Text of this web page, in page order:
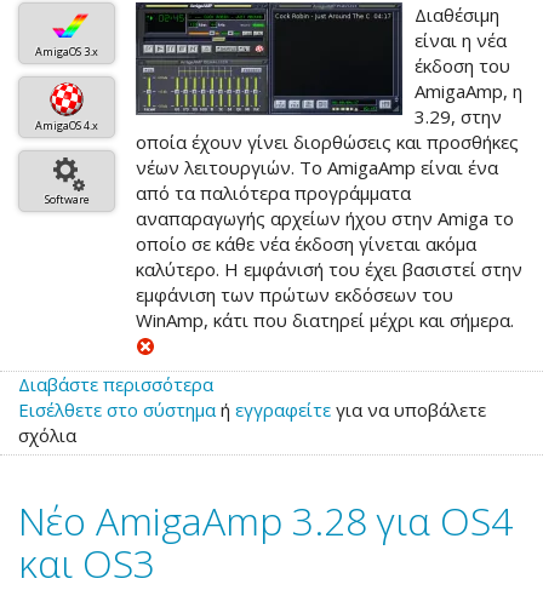
AmigaOS 3.x
AmigaOS 4.x
Software
Διαθέσιμη
είναι η νέα
έκδοση του
AmigaAmp, η
3.29, στην
οποία έχουν γίνει διορθώσεις και προσθήκες
νέων λειτουργιών. Το AmigaAmp είναι ένα
από τα παλιότερα προγράμματα
αναπαραγωγής αρχείων ήχου στην Amiga το
οποίο σε κάθε νέα έκδοση γίνεται ακόμα
καλύτερο. Η εμφάνισή του έχει βασιστεί στην
εμφάνιση των πρώτων εκδόσεων του
WinAmp, κάτι που διατηρεί μέχρι και σήμερα.
Διαβάστε περισσότεραγια
το
AmigaAmp
για
OS4
Εισέλθετε στο σύστημαή εγγραφείτε για να υποβάλετε
σχόλια
Νέο AmigaAmp 3.28 για OS4
και OS3